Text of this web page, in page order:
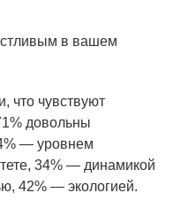
в вашем
что чувствуют
довольны
— уровнем
34% — динамикой
42% — экологией.